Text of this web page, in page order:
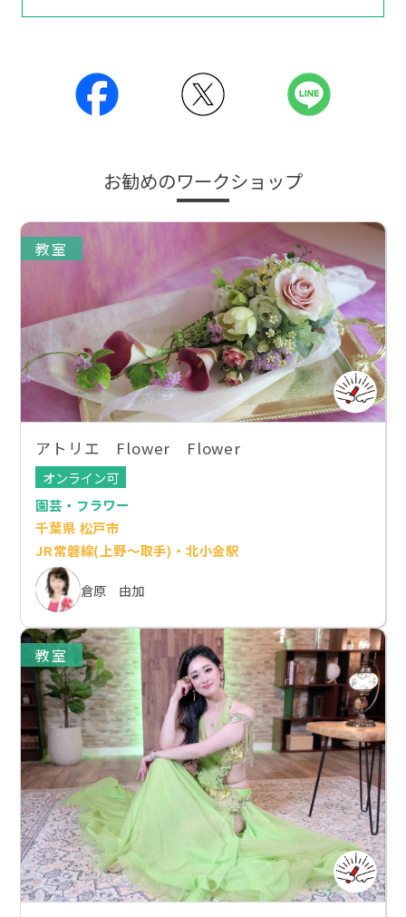
お勧めのワークショップ
教室
アトリエ Flower Flower
オンライン可
園芸・フラワー
千葉県 松戸市
JR常磐線(上野～取手)・北小金駅
倉原 由加
教室